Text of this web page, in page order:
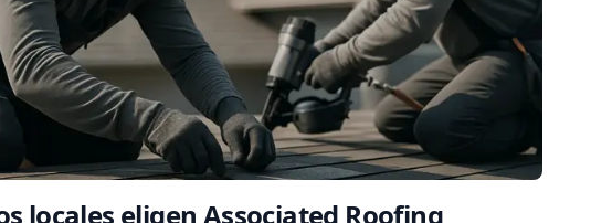
locales eligen Associated Roofing